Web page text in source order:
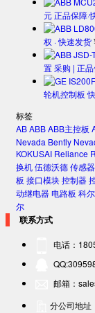
元 正品保障·
权 · 快速发货
置 采购 | 正
轮机控制板
标签
ABABBABB主控板
Nevada Bently
KOKUSAI Reliance
换机伍德沃德传感器
板 接口模块控制器
动继电器电路板 科
尔
联系方式
电话：
邮箱：
分公司地址